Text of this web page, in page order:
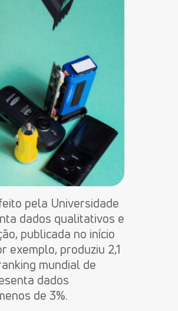
pela Universidade
dados qualitativos e
publicada no início
exemplo, produziu 2,1
mundial de
dados
de 3%.